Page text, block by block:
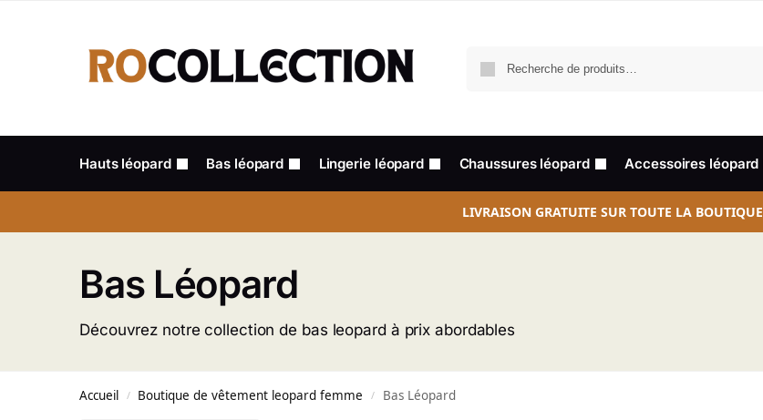
Hauts léopard Bas léopard Lingerie léopard Chaussures léopard Accessoires léopard
LIVRAISON GRATUITE SUR TOUTE LA BOUTIQUE
Bas Léopard
Découvrez notre collection de bas leopard à prix abordables
Accueil / Boutique de vêtement leopard femme / Bas Léopard